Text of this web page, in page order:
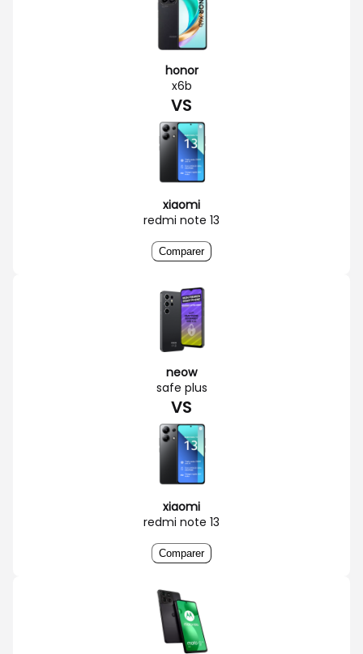
honor
x6b
VS
xiaomi
redmi note 13
Comparer
neow
safe plus
VS
xiaomi
redmi note 13
Comparer